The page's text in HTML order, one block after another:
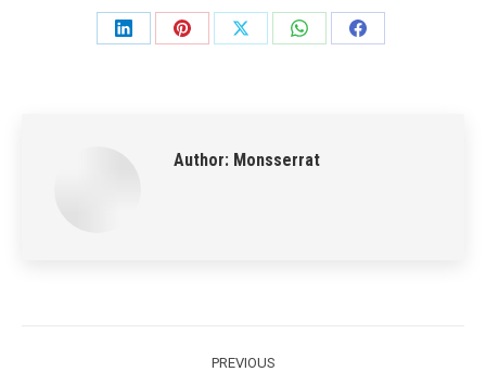
Share
Share
Share
Share
Share
Author: Monsserrat
PREVIOUS